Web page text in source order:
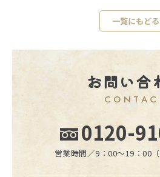
一覧にもどる
お問い合
0120-
営業時間／9：00〜19：00（